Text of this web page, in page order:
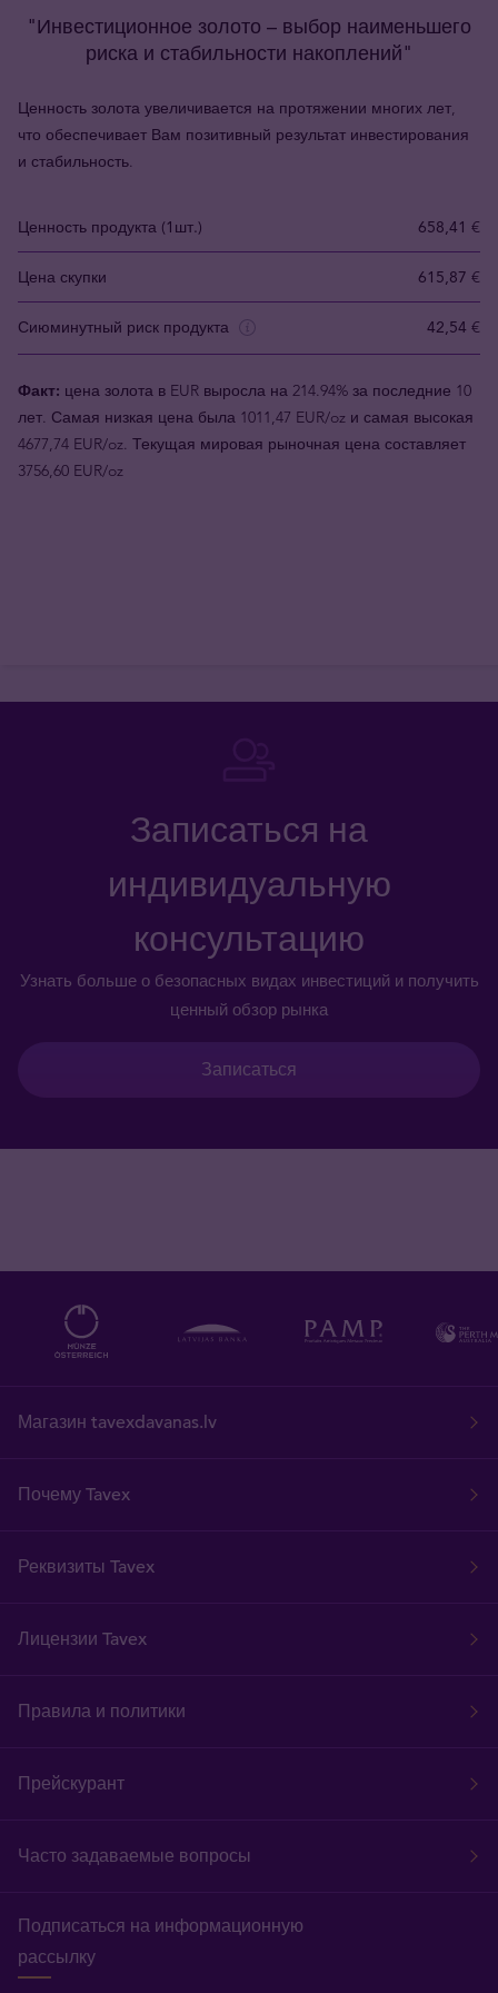
"Инвестиционное золото – выбор наименьшего
риска и стабильности накоплений"
Ценность золота увеличивается на протяжении многих лет,
что обеспечивает Вам позитивный результат инвестирования
и стабильность.
Ценность продукта (1шт.) 658,41 €
Цена скупки 615,87 €
Сиюминутный риск продукта 42,54 €
Факт: цена золота в EUR выросла на 214.94% за последние 10
лет. Самая низкая цена была 1011,47 EUR/oz и самая высокая
4677,74 EUR/oz. Текущая мировая рыночная цена составляет
3756,60 EUR/oz
Записаться на
индивидуальную
консультацию
Узнать больше о безопасных видах инвестиций и получить
ценный обзор рынка
Записаться
Магазин tavexdavanas.lv
Почему Tavex
Реквизиты Tavex
Лицензии Tavex
Правила и политики
Прейскурант
Часто задаваемые вопросы
Подписаться на информационную
рассылку